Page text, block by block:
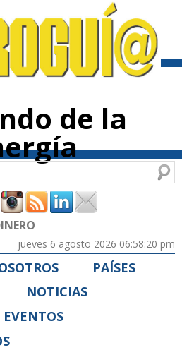
de la
jueves 6 agosto 2026 06:58:20 pm
PAÍSES
NOTICIAS
EVENTOS